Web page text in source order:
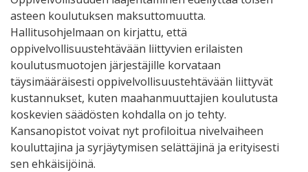
asteen koulutuksen maksuttomuutta.
Hallitusohjelmaan on kirjattu, että
oppivelvollisuustehtävään liittyvien erilaisten
koulutusmuotojen järjestäjille korvataan
täysimääräisesti oppivelvollisuustehtävään liittyvät
kustannukset, kuten maahanmuuttajien koulutusta
koskevien säädösten kohdalla on jo tehty.
Kansanopistot voivat nyt profiloitua nivelvaiheen
kouluttajina ja syrjäytymisen selättäjinä ja erityisesti
sen ehkäisijöinä.